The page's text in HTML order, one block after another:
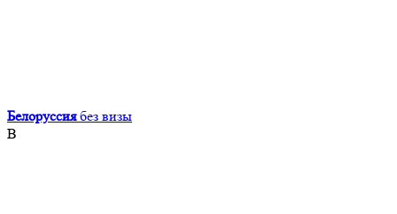
Белоруссия без визы
В